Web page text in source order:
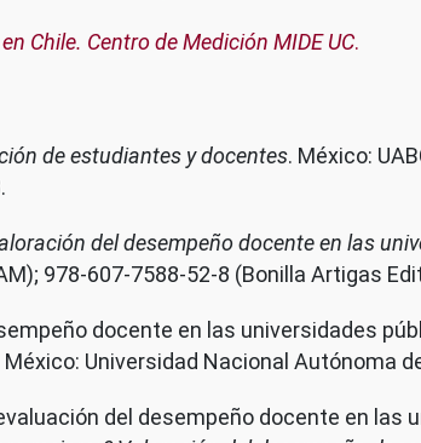
Chile. Centro de Medición MIDE UC.
de estudiantes y docentes. México:
del desempeño docente en las
978-607-7588-52-8 (Bonilla Artigas
docente en las universidades
Universidad Nacional Autónoma
evaluación del desempeño docente en